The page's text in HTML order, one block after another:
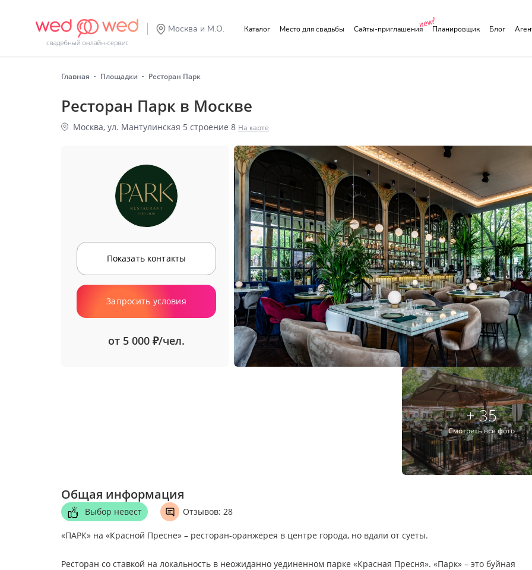
Москва и М.О. Каталог Место для свадьбы Сайты-приглашения Планировщик Блог
Главная Площадки Ресторан Парк
Ресторан Парк в Москве
Москва, ул. Мантулинская 5 строение 8 На карте
Показать контакты
Запросить условия
от 5 000 ₽/чел.
+ 35
Смотреть все фото
Общая информация
Выбор невест Отзывов: 28
«ПАРК» на «Красной Пресне» – ресторан-оранжерея в центре города, но вдали от суеты.
Ресторан со ставкой на локальность в неожиданно уединенном парке «Красная Пресня». «Парк» – это буйная